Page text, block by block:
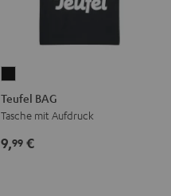
BAG
Schwarz
Teufel BAG
Tasche mit Aufdruck
9,99 €